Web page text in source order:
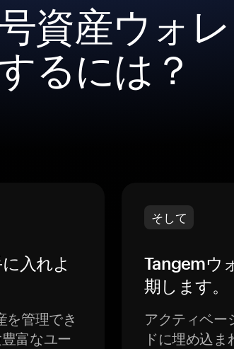
資産ウォ
るには？
入れよ
を管理でき
富なユー
そして
Tangemウ
期します。
アクティベー
ドに埋め込